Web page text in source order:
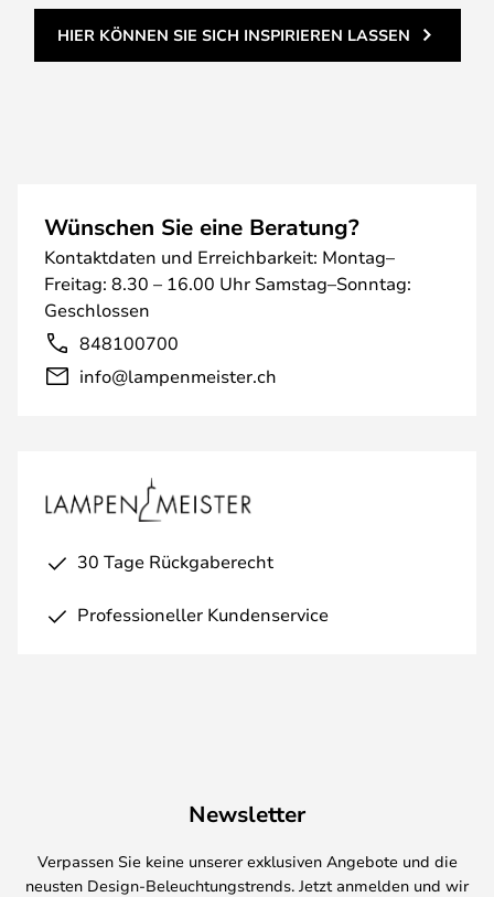
HIER KÖNNEN SIE SICH INSPIRIEREN LASSEN
Wünschen Sie eine Beratung?
Kontaktdaten und Erreichbarkeit: Montag–
Freitag: 8.30 – 16.00 Uhr Samstag–Sonntag:
Geschlossen
848100700
info@lampenmeister.ch
30 Tage Rückgaberecht
Professioneller Kundenservice
Newsletter
Verpassen Sie keine unserer exklusiven Angebote und die
neusten Design-Beleuchtungstrends. Jetzt anmelden und wir